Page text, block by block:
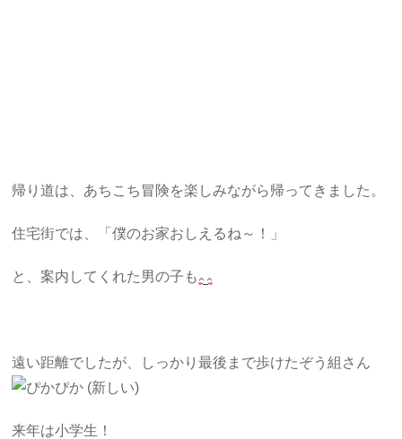
帰り道は、あちこち冒険を楽しみながら帰ってきました。
住宅街では、「僕のお家おしえるね～！」
と、案内してくれた男の子も
遠い距離でしたが、しっかり最後まで歩けたぞう組さん
来年は小学生！